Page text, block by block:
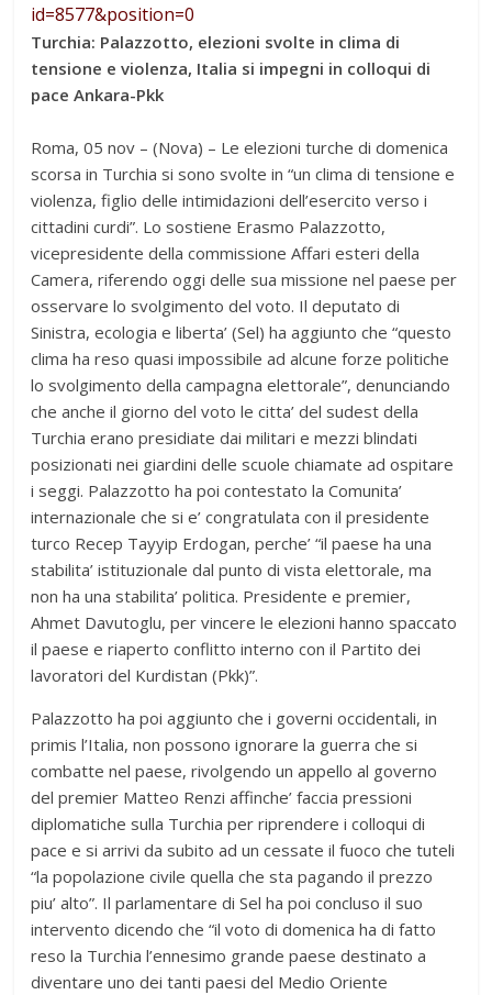
id=8577&position=0
Turchia: Palazzotto, elezioni svolte in clima di
tensione e violenza, Italia si impegni in colloqui di
pace Ankara-Pkk
Roma, 05 nov – (Nova) – Le elezioni turche di domenica
scorsa in Turchia si sono svolte in “un clima di tensione e
violenza, figlio delle intimidazioni dell’esercito verso i
cittadini curdi”. Lo sostiene Erasmo Palazzotto,
vicepresidente della commissione Affari esteri della
Camera, riferendo oggi delle sua missione nel paese per
osservare lo svolgimento del voto. Il deputato di
Sinistra, ecologia e liberta’ (Sel) ha aggiunto che “questo
clima ha reso quasi impossibile ad alcune forze politiche
lo svolgimento della campagna elettorale”, denunciando
che anche il giorno del voto le citta’ del sudest della
Turchia erano presidiate dai militari e mezzi blindati
posizionati nei giardini delle scuole chiamate ad ospitare
i seggi. Palazzotto ha poi contestato la Comunita’
internazionale che si e’ congratulata con il presidente
turco Recep Tayyip Erdogan, perche’ “il paese ha una
stabilita’ istituzionale dal punto di vista elettorale, ma
non ha una stabilita’ politica. Presidente e premier,
Ahmet Davutoglu, per vincere le elezioni hanno spaccato
il paese e riaperto conflitto interno con il Partito dei
lavoratori del Kurdistan (Pkk)”.
Palazzotto ha poi aggiunto che i governi occidentali, in
primis l’Italia, non possono ignorare la guerra che si
combatte nel paese, rivolgendo un appello al governo
del premier Matteo Renzi affinche’ faccia pressioni
diplomatiche sulla Turchia per riprendere i colloqui di
pace e si arrivi da subito ad un cessate il fuoco che tuteli
“la popolazione civile quella che sta pagando il prezzo
piu’ alto”. Il parlamentare di Sel ha poi concluso il suo
intervento dicendo che “il voto di domenica ha di fatto
reso la Turchia l’ennesimo grande paese destinato a
diventare uno dei tanti paesi del Medio Oriente